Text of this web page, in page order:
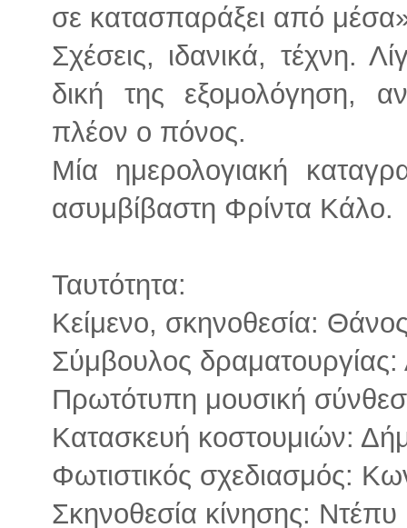
σε κατασπαράξει από
Σχέσεις, ιδανικά, τέχνη.
δική της εξομολόγηση,
πλέον ο πόνος.
Μία ημερολογιακή
ασυμβίβαστη Φρίντα Κάλο.
Ταυτότητα:
Κείμενο, σκηνοθεσία:
Σύμβουλος
Πρωτότυπη μουσική
Kατασκευή κοστουμιών:
Φωτιστικός σχεδιασμός:
Σκηνοθεσία κίνησης: Ντέπυ